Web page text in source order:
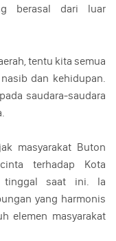
berasal dari luar
tentu kita semua
dan kehidupan.
saudara-saudara
masyarakat Buton
terhadap Kota
tinggal saat ini. Ia
yang harmonis
elemen masyarakat